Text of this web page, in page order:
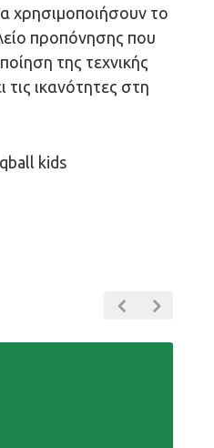
χρησιμοποιήσουν το
προπόνησης που
της τεχνικής
ικανότητες στη